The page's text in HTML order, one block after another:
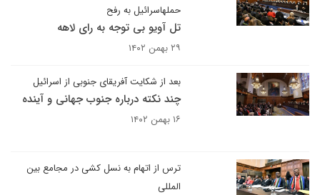
حملهاسرائیل به رفح
تل آویو بی توجه به رای لاهه
۲۹ بهمن ۱۴۰۲
بعد از شکایت آفریقای جنوبی از اسرائیل
چند نکته درباره جنوب جهانی و آینده
۱۶ بهمن ۱۴۰۲
ترس از اتهام به نسل کشی در مجامع بین
المللی